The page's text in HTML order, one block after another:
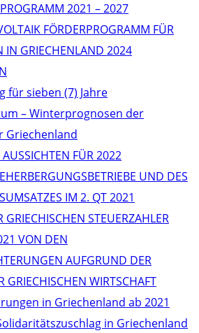
2021 – 2027
FÖRDERPROGRAMM FÜR
IN GRIECHENLAND 2024
für sieben (7) Jahre
– Winterprognosen der
Griechenland
FÜR 2022
UND DES
IM 2. QT 2021
GRIECHISCHEN STEUERZAHLER
VON DEN
AUFGRUND DER
GRIECHISCHEN WIRTSCHAFT
in Griechenland ab 2021
in Griechenland